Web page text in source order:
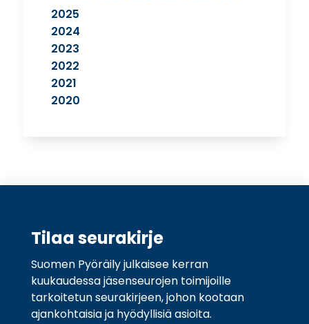
2025
2024
2023
2022
2021
2020
Tilaa seurakirje
Suomen Pyöräily julkaisee kerran
kuukaudessa jäsenseurojen toimijoille
tarkoitetun seurakirjeen, johon kootaan
ajankohtaisia ja hyödyllisiä asioita.